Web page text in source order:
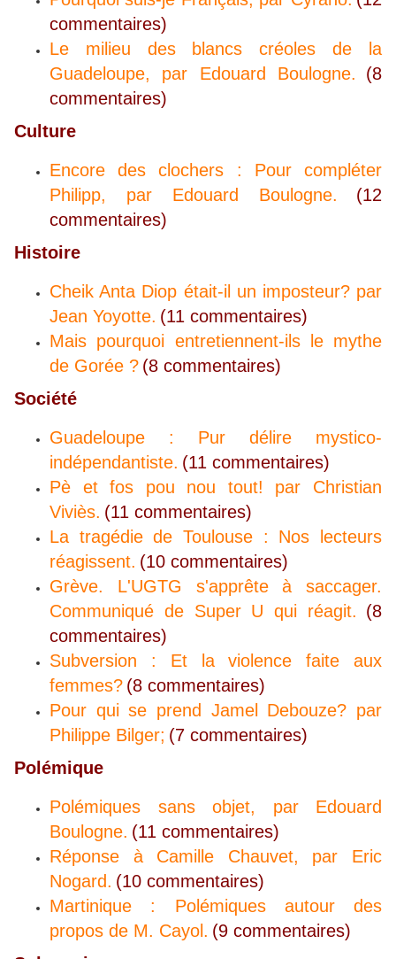
commentaires)
Le milieu des blancs créoles de la
Guadeloupe, par Edouard Boulogne.
(8
commentaires)
Culture
Encore des clochers : Pour compléter
Philipp, par Edouard Boulogne.
(12
commentaires)
Histoire
Cheik Anta Diop était-il un imposteur? par
Jean Yoyotte. (11 commentaires)
Mais pourquoi entretiennent-ils le mythe
de Gorée ? (8 commentaires)
Société
Guadeloupe : Pur délire mystico-
indépendantiste. (11 commentaires)
Pè et fos pou nou tout! par Christian
Viviès. (11 commentaires)
La tragédie de Toulouse : Nos lecteurs
réagissent. (10 commentaires)
Grève. L'UGTG s'apprête à saccager.
Communiqué de Super U qui réagit. (8
commentaires)
Subversion : Et la violence faite aux
femmes? (8 commentaires)
Pour qui se prend Jamel Debouze? par
Philippe Bilger; (7 commentaires)
Polémique
Polémiques sans objet, par Edouard
Boulogne. (11 commentaires)
Réponse à Camille Chauvet, par Eric
Nogard. (10 commentaires)
Martinique : Polémiques autour des
propos de M. Cayol. (9 commentaires)